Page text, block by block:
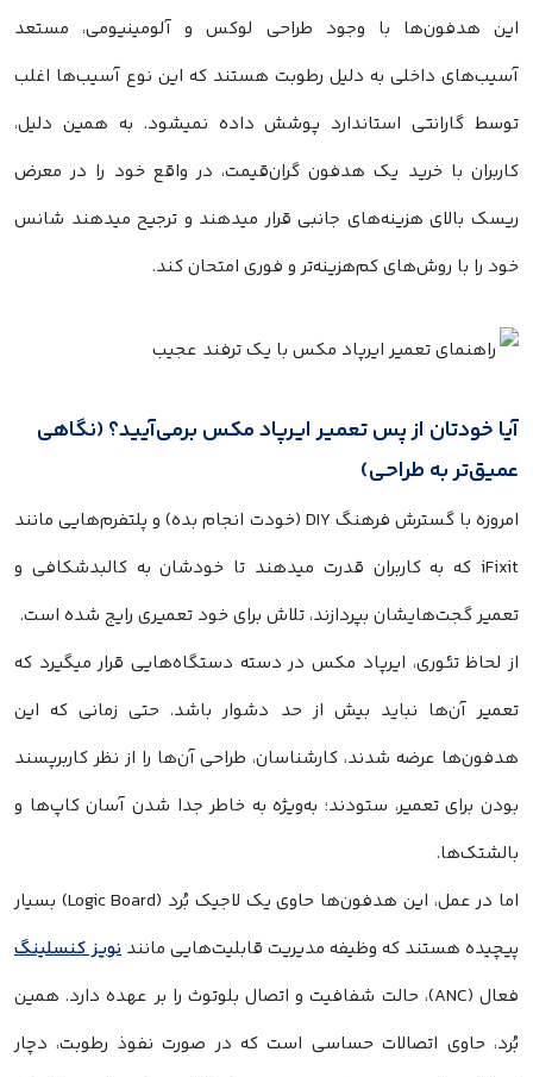
این هدفون‌ها با وجود طراحی لوکس و آلومینیومی، مستعد
آسیب‌های داخلی به دلیل رطوبت هستند که این نوع آسیب‌ها اغلب
توسط گارانتی استاندارد پوشش داده نمیشود. به همین دلیل،
کاربران با خرید یک هدفون گران‌قیمت، در واقع خود را در معرض
ریسک بالای هزینه‌های جانبی قرار میدهند و ترجیح میدهند شانس
خود را با روش‌های کم‌هزینه‌تر و فوری امتحان کند.
آیا خودتان از پس تعمیر ایرپاد مکس برمی‌آیید؟ (نگاهی
عمیق‌تر به طراحی)
امروزه با گسترش فرهنگ DIY (خودت انجام بده) و پلتفرم‌هایی مانند
iFixit که به کاربران قدرت میدهند تا خودشان به کالبدشکافی و
تعمیر گجت‌هایشان بپردازند، تلاش برای خود تعمیری رایج شده است.
از لحاظ تئوری، ایرپاد مکس در دسته دستگاه‌هایی قرار میگیرد که
تعمیر آن‌ها نباید بیش از حد دشوار باشد. حتی زمانی که این
هدفون‌ها عرضه شدند، کارشناسان، طراحی آن‌ها را از نظر کاربرپسند
بودن برای تعمیر، ستودند؛ به‌ویژه به خاطر جدا شدن آسان کاپ‌ها و
بالشتک‌ها.
اما در عمل، این هدفون‌ها حاوی یک لاجیک بُرد (Logic Board) بسیار
پیچیده هستند که وظیفه مدیریت قابلیت‌هایی مانند نویز کنسلینگ
فعال (ANC)، حالت شفافیت و اتصال بلوتوث را بر عهده دارد. همین
بُرد، حاوی اتصالات حساسی است که در صورت نفوذ رطوبت، دچار